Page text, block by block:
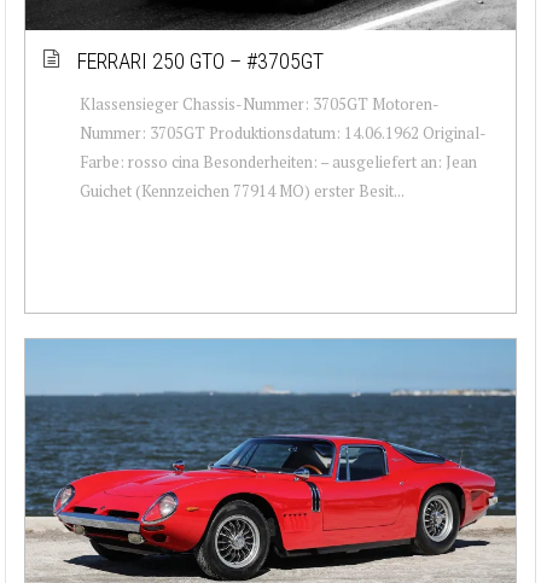
FERRARI 250 GTO – #3705GT
Klassensieger Chassis-Nummer: 3705GT Motoren-
Nummer: 3705GT Produktionsdatum: 14.06.1962 Original-
Farbe: rosso cina Besonderheiten: – ausgeliefert an: Jean
Guichet (Kennzeichen 77914 MO) erster Besit...